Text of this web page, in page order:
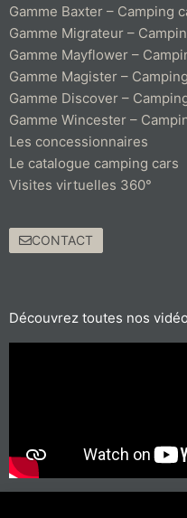
Gamme Baxter – Camping
Gamme Migrateur –
Gamme Mayflower –
Gamme Magister –
Gamme Discover –
Gamme Wincester –
Les concessionnaires
Le catalogue camping cars
Visites virtuelles 360°
CONTACT
Découvrez toutes nos